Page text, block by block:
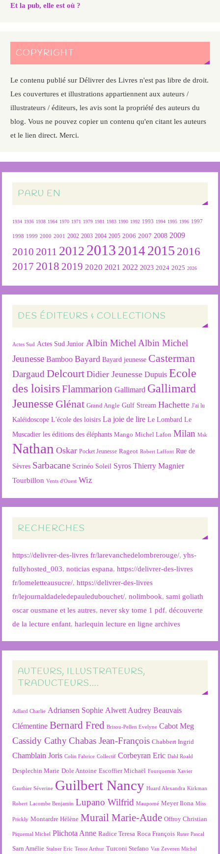
Et la pub, elle est où ?
COPYRIGHT
Le contenu publié sur Délivrer des Livres n'est pas libre de droit.
Les couvertures et illustrations appartiennent aux auteurs /
illustrateurs / éditeurs, les avis sont la propriété des auteurs du
blog. Vous ne pouvez copier un contenu qu'en citant les auteurs
et le lien direct. Merci.
PARU EN
1934 1936 1938 1964 1970 1971 1979 1981 1983 1990 1992 1993 1994 1995 1996 1997
1998 1999 2000 2001 2002 2003 2004 2005 2006 2007 2008 2009
2010 2011 2012 2013 2014 2015 2016
2017 2018 2019 2020 2021 2022 2023 2024 2025 2026
DES ÉDITEURS & COLLECTIONS
Actes Sud Actes Sud Junior Albin Michel Albin Michel
Jeunesse Bamboo Bayard Bayard jeunesse Casterman
Dargaud Delcourt Didier Jeunesse Dupuis Ecole
des loisirsFlammarion Gallimard Gallimard
Jeunesse Glénat Grand Angle Gulf Stream Hachette J'ai lu
Kaléidoscope L'école des loisirs La joie de lire Le Lombard Le
Muscadier les éditions des éléphants Mango Michel Lafon Milan Msk
Nathan Oskar Pocket Jeunesse Rageot Robert Laffont Rue de
Sèvres Sarbacane Scrinéo Soleil Syros Thierry Magnier
Tourbillon Vents d'Ouest Wiz
RECHERCHES
https://delivrer-des-livres fr/larevanchedelombrerouge/,yhs-
fullyhosted_003,noticias espana,https://delivrer-des-livres
fr/lomeletteausucre/,https://delivrer-des-livres
fr/lejournaldadeledepauledubouchet/,nolimbook,sami goliath
oscar ousmane et les autres,never sky tome 1 pdf,découverte
de la lecture enfant,harlequin lecture en ligne archives
AUTEURS, ILLUSTRATEURS,
TRADUCTEURS….
Adlard Charlie Adriansen Sophie Alwett Audrey Beauvais
Clémentine Bernard Fred Brisou-Pellen Evelyne Cabot Meg
Cassidy Cathy Chabas Jean-François Chabbert Ingrid
Chamblain Joris Colin Fabrice Collectif Corbeyran Eric Dahl Roald
Desplechin Marie Dole Antoine Escoffier Michaël Fourquemin Xavier
Gauthier Séverine Guilbert Nancy Huard Alexandra Kirkman
Robert Lacombe Benjamin Lupano Wilfrid Maupomé Meyer Ilona Miss
Prickly Montardre Hélène Murail Marie-Aude Offroy Christian
Piquemal Michel Plichota Anne Radice Teresa Roca François Ruter Pascal
Sarn Amélie Stalner Eric Tenor Arthur Turconi Stefano Van Zeveren Michel